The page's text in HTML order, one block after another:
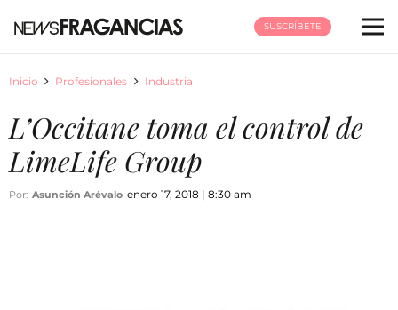
SUSCRÍBETE
Inicio Profesionales Industria
L’Occitane toma el control de
LimeLife Group
Por: Asunción Arévalo enero 17, 2018 | 8:30 am